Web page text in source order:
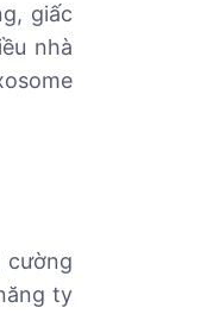
giấc
nhà
cường
ty